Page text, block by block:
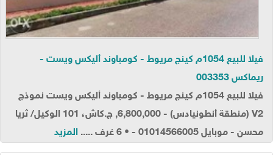
فيلا للبيع 1054م كينج مريوط - كومباوند أليكس ويست -
ريماكس 003353
فيلا للبيع 1054م كينج مريوط - كومباوند أليكس ويست نموذج
V2 (منطقة أنطونيادس) - 6,800,000, ج.كاش، 101 الوكيل/ ثريا
محسن - موبايل 01014566005 - • 6 غرف .....
المزيد